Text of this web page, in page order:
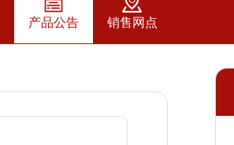
产品公告 销售网点